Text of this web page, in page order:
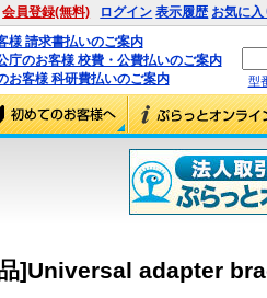
会員登録(無料) ログイン 表示履歴 お気に入
様 請求書払いのご案内
庁のお客様 校費・公費払いのご案内
お客様 科研費払いのご案内
型
]Universal adapter